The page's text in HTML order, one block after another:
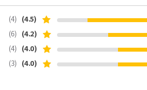
(4.5)
(4)
(4.2)
(6)
(4.0)
(4)
(4.0)
(3)